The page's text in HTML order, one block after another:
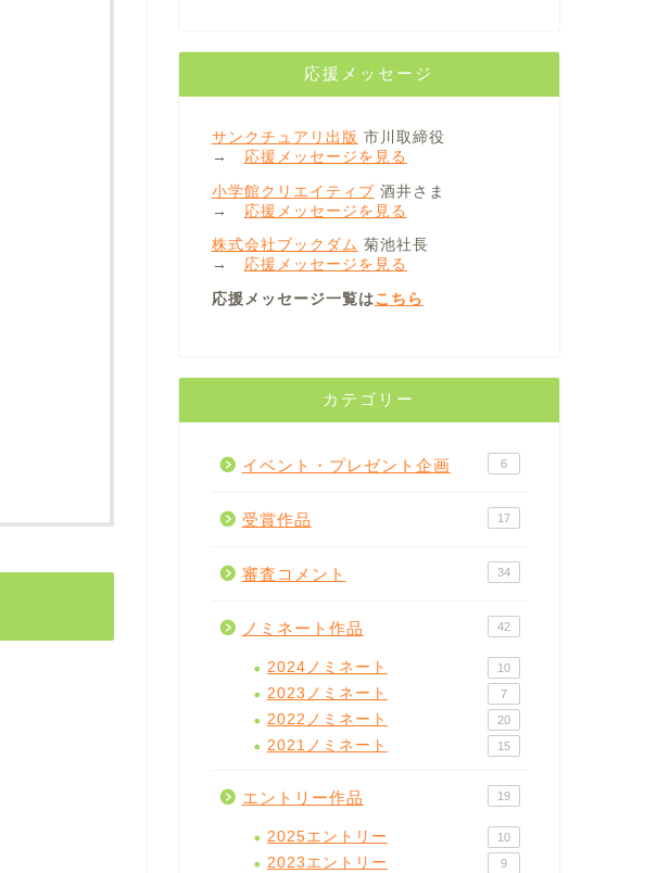
応援メッセージ
サンクチュアリ出版 市川取締役
→ 応援メッセージを見る
小学館クリエイティブ 酒井さま
→ 応援メッセージを見る
株式会社ブックダム 菊池社長
→ 応援メッセージを見る
応援メッセージ一覧はこちら
カテゴリー
イベント・プレゼント企画 6
受賞作品 17
審査コメント 34
ノミネート作品 42
2024ノミネート 10
2023ノミネート 7
2022ノミネート 20
2021ノミネート 15
エントリー作品 19
2025エントリー 10
2023エントリー 9